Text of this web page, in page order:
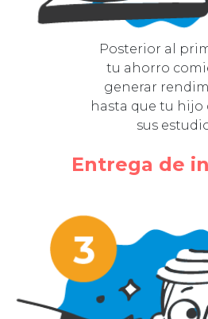
Posterior al
tu ahorro
generar
hasta que tu hijo
sus
Entrega de